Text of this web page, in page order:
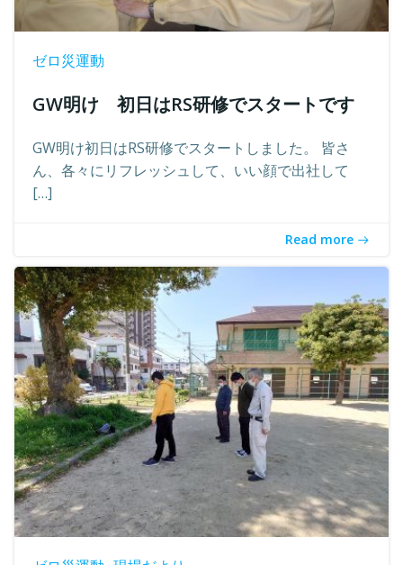
ゼロ災運動
GW明け 初日はRS研修でスタートです
GW明け初日はRS研修でスタートしました。 皆さ
ん、各々にリフレッシュして、いい顔で出社して
[…]
Read more